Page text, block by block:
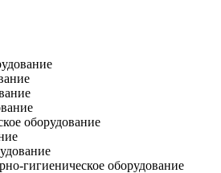
оборудование
гигиеническое оборудование